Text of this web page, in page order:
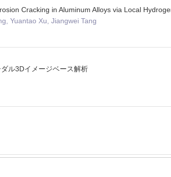
Cracking in Aluminum Alloys via Local
Yuantao Xu, Jiangwei Tang
ル3Dイメージベース解析